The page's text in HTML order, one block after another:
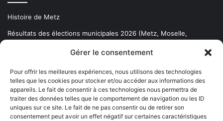
Gérer le consentement
Pour offrir les meilleures expériences, nous utilisons des technologies
telles que les cookies pour stocker et/ou accéder aux informations des
appareils. Le fait de consentir à ces technologies nous permettra de
traiter des données telles que le comportement de navigation ou les ID
uniques sur ce site. Le fait de ne pas consentir ou de retirer son
consentement peut avoir un effet négatif sur certaines caractéristiques
Histoire de Metz
Résultats des élections municipales 2026 (Metz, Moselle,
Newsletter gratuite